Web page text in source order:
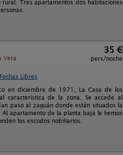
Tres apartamentos dos habitaciones
Vera
35 €
pers/noche
Fechas Libres
en diciembre de 1971, La Casa de los
característica de la zona. Se accede al
paso al zaguán donde están situados la
apartamento de la planta baja le hemos
los escudos nobiliarios.